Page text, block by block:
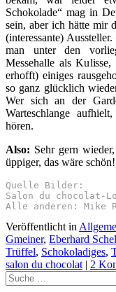
Schokolade“ mag in
sein, aber ich hätte mir
(interessante)
man unter den
Messehalle als
erhofft) einiges
so ganz glücklich
Wer sich an der
Warteschlange
hören.
Also: Sehr gern
üppiger, das wäre schön!
Quelle Bilder:
Salon du chocolat-
Alle anderen: Mike
Veröffentlicht in
Gmeiner, Eberhard
Trüffel, Schokoladiges,
salon du chocolat | 2
Suchen